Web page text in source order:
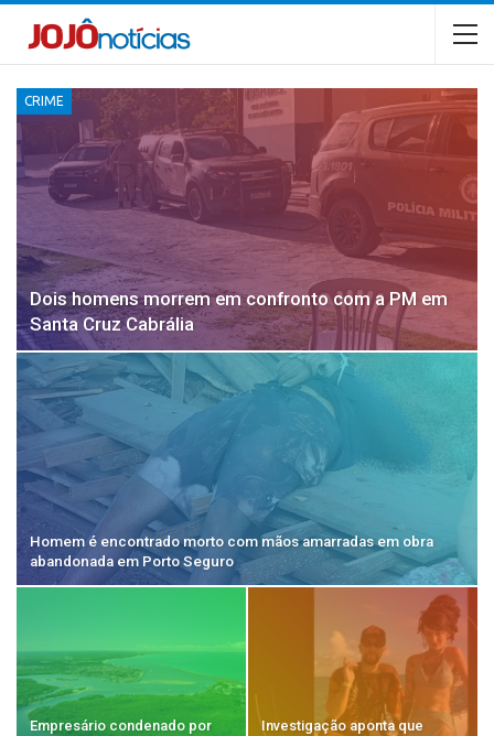
CRIME
Dois homens morrem em confronto com a PM em
Santa Cruz Cabrália
Homem é encontrado morto com mãos amarradas em obra
abandonada em Porto Seguro
Empresário condenado por
Investigação aponta que